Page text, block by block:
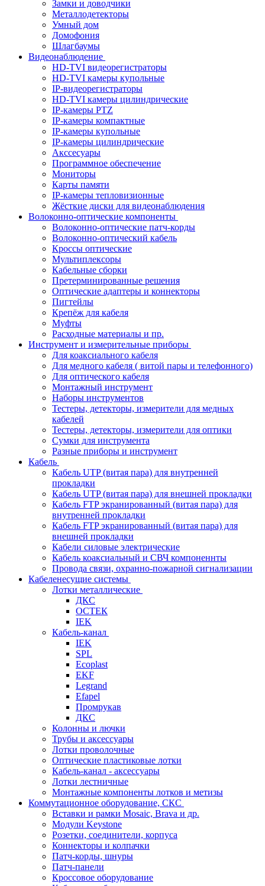
Замки и доводчики
Металлодетекторы
Умный дом
Домофония
Шлагбаумы
Видеонаблюдение
HD-TVI видеорегистраторы
HD-TVI камеры купольные
IP-видеорегистраторы
HD-TVI камеры цилиндрические
IP-камеры PTZ
IP-камеры компактные
IP-камеры купольные
IP-камеры цилиндрические
Акссесуары
Программное обеспечение
Мониторы
Карты памяти
IP-камеры тепловизионные
Жёсткие диски для видеонаблюдения
Волоконно-оптические компоненты
Волоконно-оптические патч-корды
Волоконно-оптический кабель
Кроссы оптические
Мультиплексоры
Кабельные сборки
Претерминированные решения
Оптические адаптеры и коннекторы
Пигтейлы
Крепёж для кабеля
Муфты
Расходные материалы и пр.
Инструмент и измерительные приборы
Для коаксиального кабеля
Для медного кабеля ( витой пары и телефонного)
Для оптического кабеля
Монтажный инструмент
Наборы инструментов
Тестеры, детекторы, измерители для медных
кабелей
Тестеры, детекторы, измерители для оптики
Сумки для инструмента
Разные приборы и инструмент
Кабель
Кабель UTP (витая пара) для внутренней
прокладки
Кабель UTP (витая пара) для внешней прокладки
Кабель FTP экранированный (витая пара) для
внутренней прокладки
Кабель FTP экранированный (витая пара) для
внешней прокладки
Кабели силовые электрические
Кабель коаксиальный и СВЧ компоненнты
Провода связи, охранно-пожарной сигнализации
Кабеленесущие системы
Лотки металлические
ДКС
ОСТЕК
IEK
Кабель-канал
IEK
SPL
Ecoplast
EKF
Legrand
Efapel
Промрукав
ДКС
Колонны и лючки
Трубы и аксессуары
Лотки проволочные
Оптические пластиковые лотки
Кабель-канал - аксессуары
Лотки лестничные
Монтажные компоненты лотков и метизы
Коммутационное оборудование, СКС
Вставки и рамки Mosaic, Brava и др.
Модули Keystone
Розетки, соединители, корпуса
Коннекторы и колпачки
Патч-корды, шнуры
Патч-панели
Кроссовое оборудование